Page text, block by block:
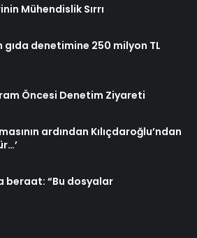
Mühendislik Sırrı
gıda denetimine 250 milyon TL
Öncesi Denetim Ziyareti
ardından Kılıçdaroğlu’ndan
beraat: “Bu dosyalar